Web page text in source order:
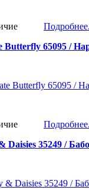
Butterfly 65095 /
Daisies 35249 /